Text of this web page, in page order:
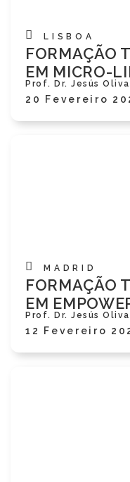
LISBOA
FORMAÇÃO
EM MICRO-
Prof. Dr. Jesús
20 Fevereiro
MADRID
FORMAÇÃO
EM
Prof. Dr. Jesús
12 Fevereiro